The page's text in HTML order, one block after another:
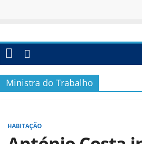
Ministra do Trabalho
HABITAÇÃO